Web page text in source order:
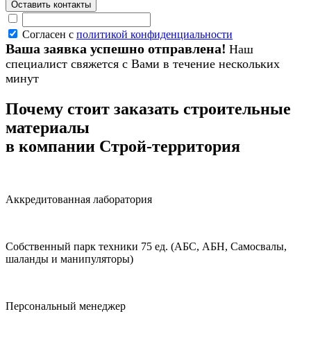
Согласен с политикой конфиденциальности
Ваша заявка успешно отправлена! Наш
специалист свяжется с Вами в течение нескольких
минут
Почему стоит заказать строительные
материалы
в компании Строй-территория
Аккредитованная лаборатория
Собственный парк техники 75 ед. (АБС, АБН, Самосвалы,
шаланды и манипуляторы)
Персональный менеджер